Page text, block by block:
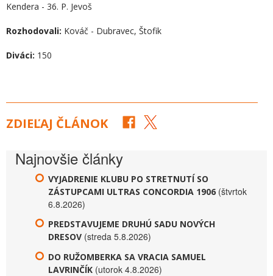
Kendera - 36. P. Jevoš
Rozhodovali: Kováč - Dubravec, Štofik
Diváci: 150
ZDIEĽAJ ČLÁNOK
Najnovšie články
VYJADRENIE KLUBU PO STRETNUTÍ SO
ZÁSTUPCAMI ULTRAS CONCORDIA 1906 (štvrtok
6.8.2026)
PREDSTAVUJEME DRUHÚ SADU NOVÝCH
DRESOV (streda 5.8.2026)
DO RUŽOMBERKA SA VRACIA SAMUEL
LAVRINČÍK (utorok 4.8.2026)